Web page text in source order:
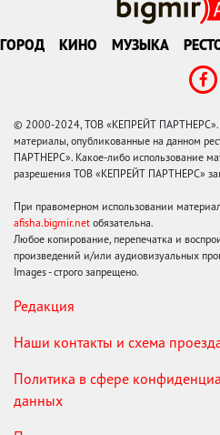
ГОРОД КИНО МУЗЫКА
© 2000-2024, ТОВ «КЕПРЕЙТ ПАРТНЕРС».
материалы, опубликованные на данном
ПАРТНЕРС». Какое-либо использование
разрешения ТОВ «КЕПРЕЙТ ПАРТНЕРС»
При правомерном использовании
afisha.bigmir.net обязательна.
Любое копирование, перепечатка и
произведений и/или аудиовизуальных
Images - строго запрещено.
Редакция
Наши контакты и схема
Политика в сфере
данных